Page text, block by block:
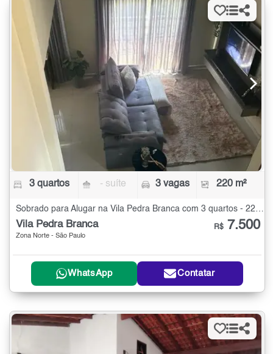
3 quartos - suíte 3 vagas 220 m²
Vila Pedra Branca
Zona Norte - São Paulo
R$ 7.500
WhatsApp Contatar